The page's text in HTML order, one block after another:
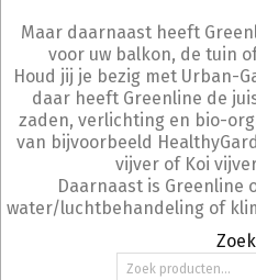
Maar daarnaast heeft
voor uw balkon, de tuin
Houd jij je bezig met Urban-
daar heeft Greenline de
zaden, verlichting en bio-
van bijvoorbeeld
vijver of Koi
Daarnaast is Greenline
water/luchtbehandeling of
Zoeken